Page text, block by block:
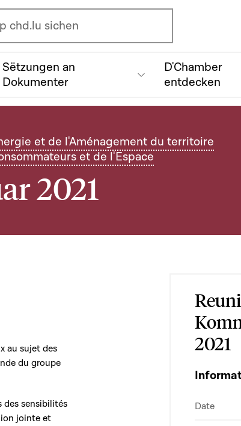
de recherche
chd.lu sichen
Sëtzungen an
Dokumenter
D'Chamber
entdecken
et de l'Aménagement du territoire
et de l'Espace
2021
au sujet des
du groupe
des sensibilités
jointe et
2021
Date